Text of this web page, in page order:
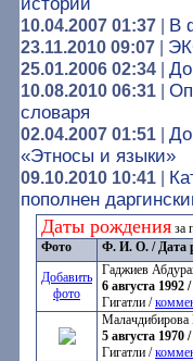
10.04.2007 01:37 В
23.11.2010 09:07
25.01.2006 02:34
10.08.2010 06:31
словаря
02.04.2007 01:51
«Этносы и языки»
09.10.2010 10:41
пополнен
Даты рождения за
Фото
Ф. И. О. / Дата
Добавить
фото
Гаджиев
6 августа 1992
Гигатли /
5 августа 1970
Гигатли /